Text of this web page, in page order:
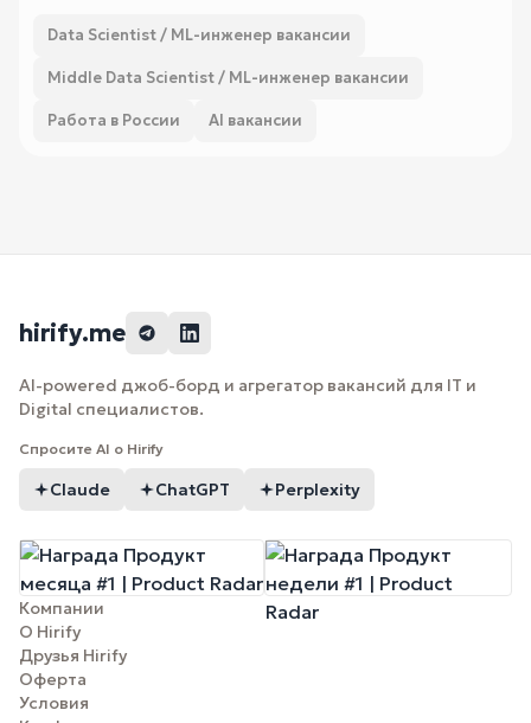
Data Scientist / ML-инженер вакансии
Middle Data Scientist / ML-инженер вакансии
Работа в России AI вакансии
hirify.me
AI-powered джоб-борд и агрегатор вакансий для IT и
Digital специалистов.
Спросите AI о Hirify
Claude ChatGPT Perplexity
Компании
О Hirify
Друзья Hirify
Оферта
Условия